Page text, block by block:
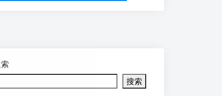
搜索